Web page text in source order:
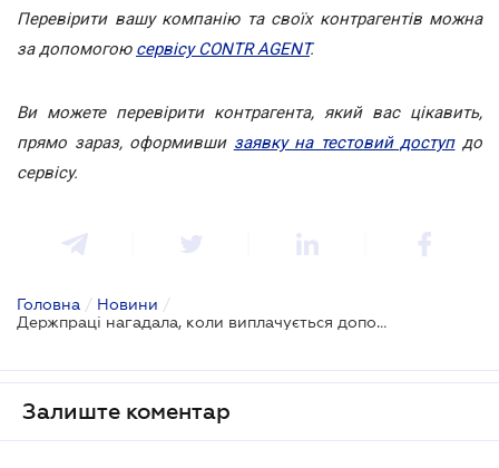
Перевірити вашу компанію та своїх контрагентів можна
за допомогою сервісу CONTR AGENT.
Ви можете перевірити контрагента, який вас цікавить,
прямо зараз, оформивши заявку на тестовий доступдо
сервісу.
Головна / Новини /
Держпраці нагадала, коли виплачується допомога з тимчасової непрацездатності
Залиште коментар